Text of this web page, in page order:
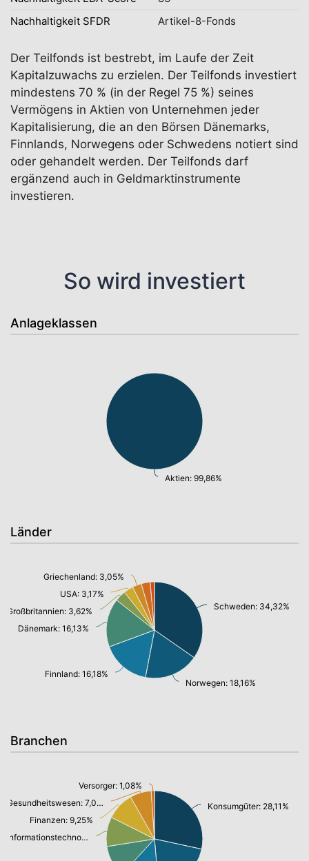
Nachhaltigkeit SFDR
Artikel-8-Fonds
Der Teilfonds ist bestrebt, im Laufe der Zeit
Kapitalzuwachs zu erzielen. Der Teilfonds investiert
mindestens 70 % (in der Regel 75 %) seines
Vermögens in Aktien von Unternehmen jeder
Kapitalisierung, die an den Börsen Dänemarks,
Finnlands, Norwegens oder Schwedens notiert sind
oder gehandelt werden. Der Teilfonds darf
ergänzend auch in Geldmarktinstrumente
investieren.
So wird investiert
Anlageklassen
Aktien: 99,86%
Länder
Schweden: 34,32%
Norwegen: 18,16%
Finnland: 16,18%
Dänemark: 16,13%
Großbritannien: 3,62%
USA: 3,17%
Griechenland: 3,05%
Branchen
Konsumgüter: 28,11%
Informationstechnologie/ Telekommunikation: 9,80%
Finanzen: 9,25%
Gesundheitswesen: 7,08%
Versorger: 1,08%